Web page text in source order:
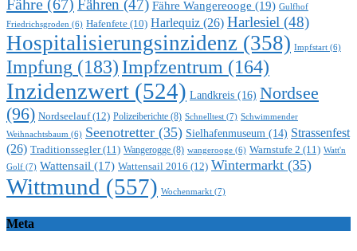
Fähre (67) Fähren (47) Fähre Wangereooge (19) Gulfhof
Friedrichsgroden (6) Hafenfete (10) Harlequiz (26) Harlesiel (48)
Hospitalisierungsinzidenz (358) Impfstart (6)
Impfung (183) Impfzentrum (164)
Inzidenzwert (524) Landkreis (16) Nordsee
(96) Nordseelauf(12) Polizeiberichte (8) Schnelltest (7) Schwimmender
Weihnachtsbaum (6) Seenotretter (35) Sielhafenmuseum (14) Strassenfest
(26) Traditionssegler(11) Wangerogge (8) wangerooge (6) Warnstufe 2 (11) Watt'n
Golf (7) Wattensail (17) Wattensail 2016 (12) Wintermarkt (35)
Wittmund (557) Wochenmarkt (7)
Meta